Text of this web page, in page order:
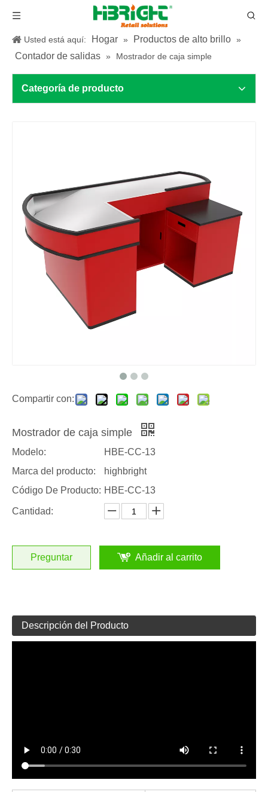
Usted está aquí: Hogar » Productos de alto brillo »
Contador de salidas » Mostrador de caja simple
Categoría de producto
Compartir con:
Mostrador de caja simple
Modelo:
HBE-CC-13
Marca del producto:
highbright
Código De Producto: HBE-CC-13
Cantidad:
Preguntar Añadir al carrito
Descripción del Producto